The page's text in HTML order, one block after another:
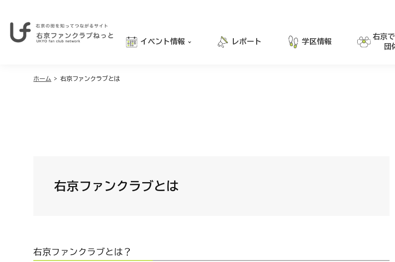
イベント情報 レポート 学区情報
右京
団
ホーム >右京ファンクラブとは
右京ファンクラブとは
右京ファンクラブとは？